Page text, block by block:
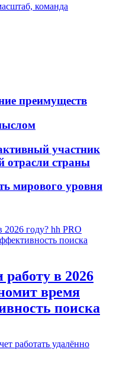
команда
преимуществ
участник
отрасли страны
мирового уровня
в 2026
время
поиска